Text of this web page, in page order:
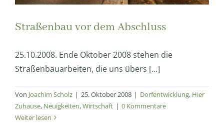
Straßenbau vor dem Abschluss
25.10.2008. Ende Oktober 2008 stehen die
Straßenbauarbeiten, die uns übers [...]
Von Joachim Scholz | 25. Oktober 2008 | Dorfentwicklung, Hier
Zuhause, Neuigkeiten,Wirtschaft | 0 Kommentare
Weiter lesen